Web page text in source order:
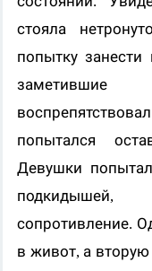
стояла
попытку
попытался
Девушки
сопротивление.
в живот, а